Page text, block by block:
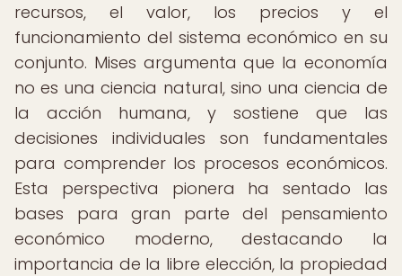
recursos, el valor, los precios y el
funcionamiento del sistema económico en su
conjunto. Mises argumenta que la economía
no es una ciencia natural, sino una ciencia de
la acción humana, y sostiene que las
decisiones individuales son fundamentales
para comprender los procesos económicos.
Esta perspectiva pionera ha sentado las
bases para gran parte del pensamiento
económico moderno, destacando la
importancia de la libre elección, la propiedad